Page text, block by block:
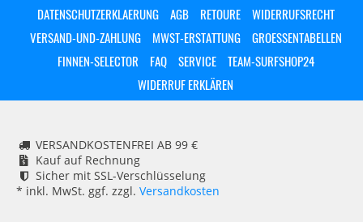
DATENSCHUTZERKLAERUNG
AGB RETOURE
WIDERRUFSRECHT
VERSAND-UND-ZAHLUNG
MWST-ERSTATTUNG
GROESSENTABELLEN
FINNEN-SELECTOR
FAQ SERVICE
TEAM-SURFSHOP24
WIDERRUF ERKLÄREN
VERSANDKOSTENFREI AB 99 €
Kauf auf Rechnung
Sicher mit SSL-Verschlüsselung
* inkl. MwSt. ggf. zzgl. Versandkosten